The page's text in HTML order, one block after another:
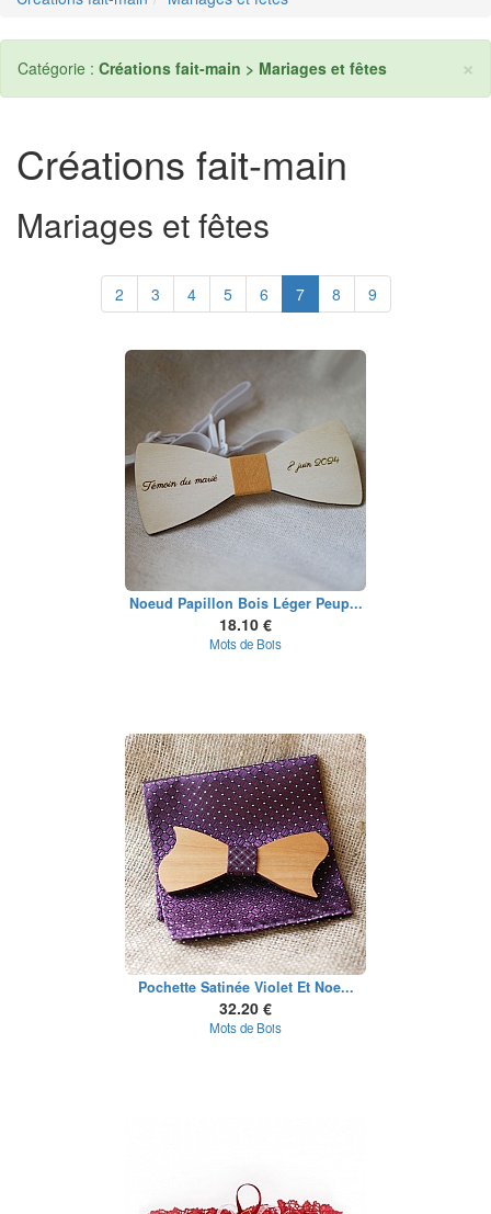
×
Catégorie : Créations fait-main > Mariages et fêtes
Créations fait-main
Mariages et fêtes
2 3 4 5 6 7 8 9
Noeud Papillon Bois Léger Peup...
18.10 €
Mots de Bois
Pochette Satinée Violet Et Noe...
32.20 €
Mots de Bois